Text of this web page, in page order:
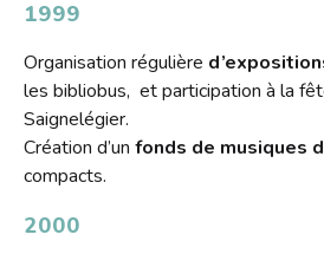
1999
Organisation régulière
les bibliobus, et participation à la
Saignelégier.
Création d’un fonds de musiques
compacts.
2000